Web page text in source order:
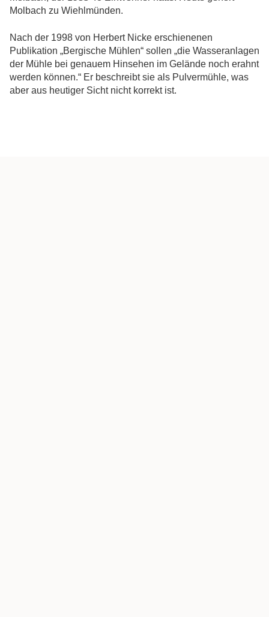
Molbach zu Wiehlmünden.
Nach der 1998 von Herbert Nicke erschienenen
Publikation „Bergische Mühlen“ sollen „die Wasseranlagen
der Mühle bei genauem Hinsehen im Gelände noch erahnt
werden können.“ Er beschreibt sie als Pulvermühle, was
aber aus heutiger Sicht nicht korrekt ist.